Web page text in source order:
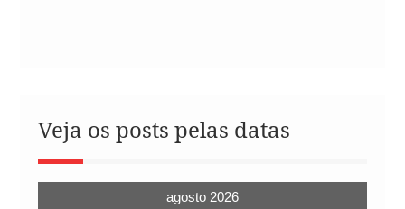
Veja os posts pelas datas
agosto 2026